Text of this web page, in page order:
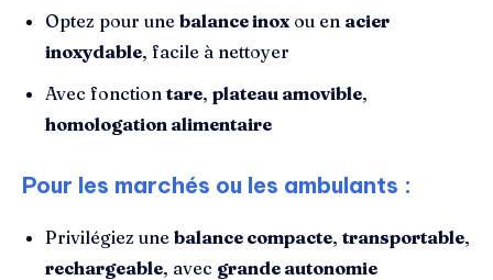
Optez pour une balance inox ou en acier
inoxydable, facile à nettoyer
Avec fonction tare, plateau amovible,
homologation alimentaire
Pour les marchés ou les ambulants :
Privilégiez une balance compacte, transportable,
rechargeable, avec grande autonomie